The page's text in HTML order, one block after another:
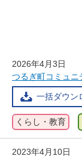
2026年4月3日
つるぎ町コミュニ
一括ダウン
くらし・教育
2023年4月10日